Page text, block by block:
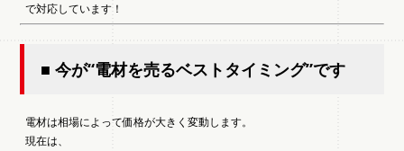
で対応しています！
■ 今が“電材を売るベストタイミング”です
電材は相場によって価格が大きく変動します。
現在は、